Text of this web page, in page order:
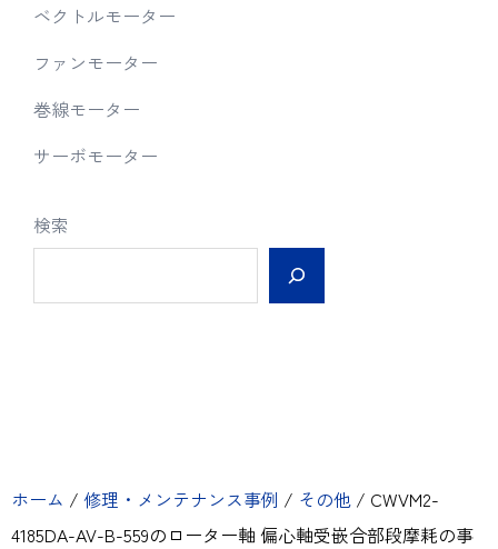
ベクトルモーター
ファンモーター
巻線モーター
サーボモーター
検索
ホーム / 修理・メンテナンス事例 / その他 / CWVM2-
4185DA-AV-B-559のローター軸 偏心軸受嵌合部段摩耗の事